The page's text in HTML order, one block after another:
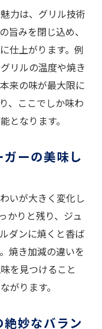
力は、グリル技術
旨みを閉じ込め、
仕上がります。例
リルの温度や焼き
来の味が最大限に
、ここでしか味わ
となります。
ーの美味し
いが大きく変化し
かりと残り、ジュ
ダンに焼くと香ば
焼き加減の違いを
を見つけること
がります。
妙なバラン